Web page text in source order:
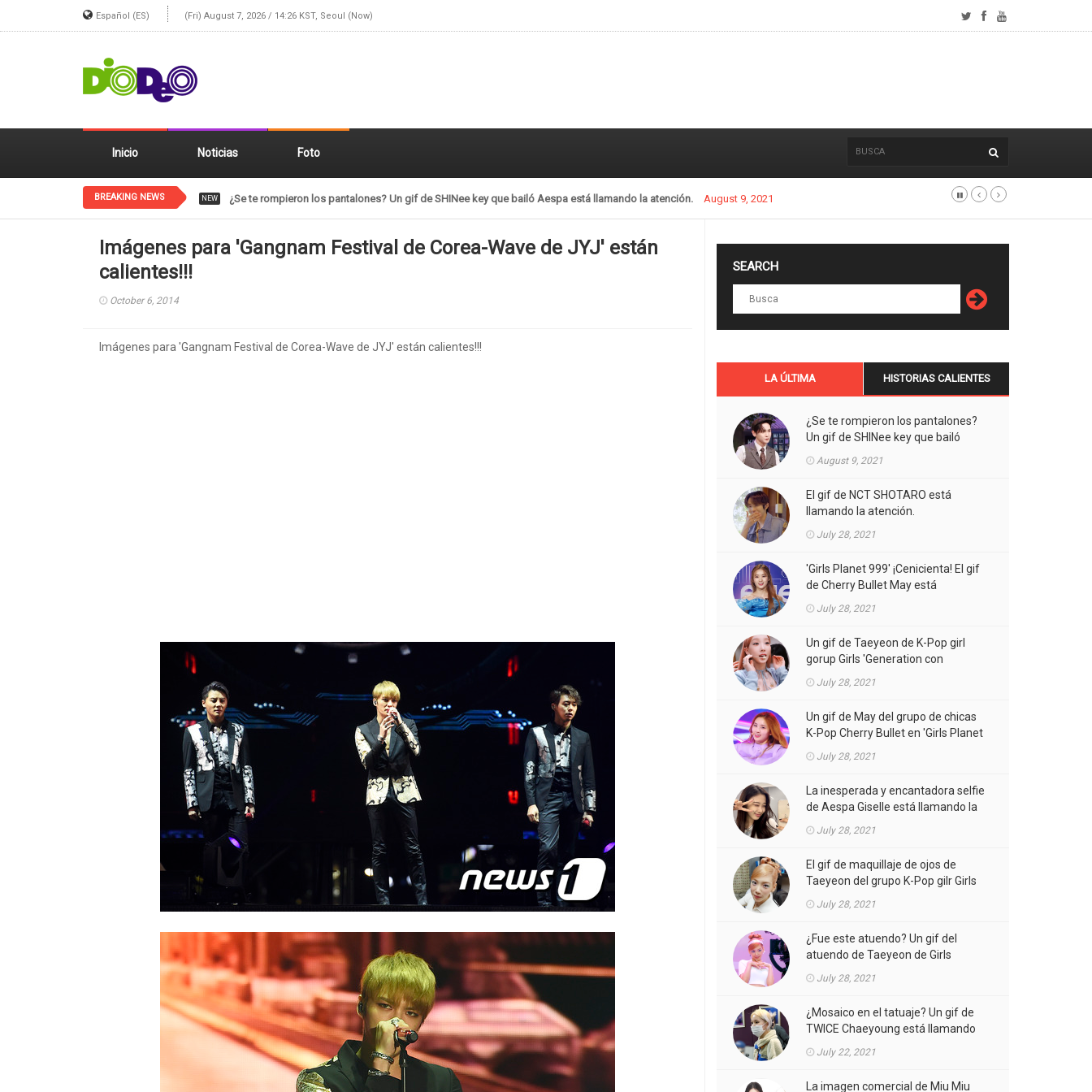
Español (ES) (Fri) August 7, 2026 / 14:26 KST, Seoul (Now)
Inicio Noticias Foto
BREAKING NEWS NEW El gif de NCT SHOTARO está llamando la atención. July 28, 2021
Imágenes para 'Gangnam Festival de Corea-Wave de JYJ' están
calientes!!!
October 6, 2014
Imágenes para 'Gangnam Festival de Corea-Wave de JYJ' están calientes!!!
SEARCH
LA ÚLTIMA HISTORIAS CALIENTES
¿Se te rompieron los pantalones?
Un gif de SHINee key que bailó
August 9, 2021
El gif de NCT SHOTARO está
llamando la atención.
July 28, 2021
'Girls Planet 999' ¡Cenicienta! El gif
de Cherry Bullet May está
July 28, 2021
Un gif de Taeyeon de K-Pop girl
gorup Girls 'Generation con
la atención.
July 28, 2021
Un gif de May del grupo de chicas
K-Pop Cherry Bullet en 'Girls Planet
July 28, 2021
La inesperada y encantadora selfie
de Aespa Giselle está llamando la
July 28, 2021
El gif de maquillaje de ojos de
Taeyeon del grupo K-Pop gilr Girls
la atención.
July 28, 2021
¿Fue este atuendo? Un gif del
atuendo de Taeyeon de Girls
gorup en el MV está llamando la
July 28, 2021
¿Mosaico en el tatuaje? Un gif de
TWICE Chaeyoung está llamando
July 22, 2021
La imagen comercial de Miu Miu